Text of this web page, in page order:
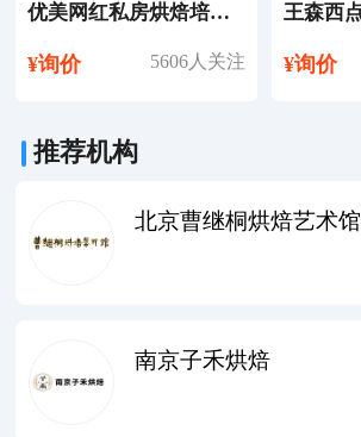
优美网红私房烘焙培训课程
¥询价 5606人关注 ¥询价
推荐机构
北京曹继桐烘焙艺术馆
南京子禾烘焙